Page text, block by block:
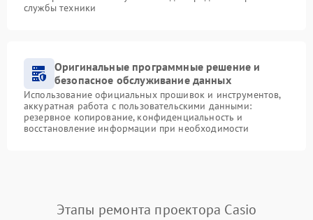
службы техники
Оригинальные программные решение и
безопасное обслуживание данных
Использование официальных прошивок и инструментов,
аккуратная работа с пользовательскими данными:
резервное копирование, конфиденциальность и
восстановление информации при необходимости
Этапы ремонта проектора Casio